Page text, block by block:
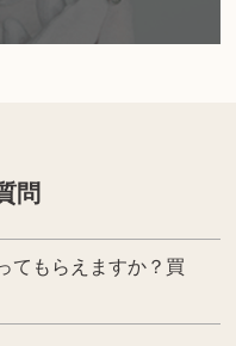
問
てもらえますか？買